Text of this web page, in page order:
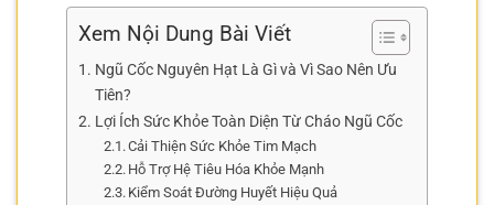
Xem Nội Dung Bài Viết
Ngũ Cốc Nguyên Hạt Là Gì và Vì Sao Nên Ưu
Tiên?
Lợi Ích Sức Khỏe Toàn Diện Từ Cháo Ngũ Cốc
Cải Thiện Sức Khỏe Tim Mạch
Hỗ Trợ Hệ Tiêu Hóa Khỏe Mạnh
Kiểm Soát Đường Huyết Hiệu Quả